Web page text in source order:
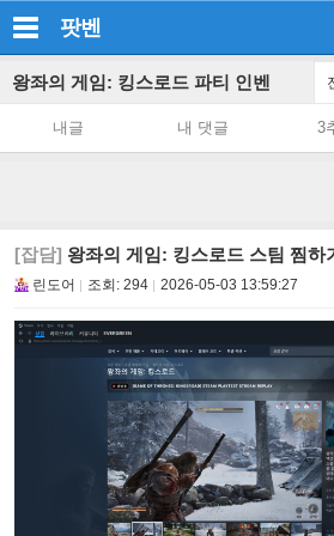
팟벤
왕좌의 게임: 킹스로드 파티 인벤
내글 내 댓글 3
[잡담] 왕좌의 게임: 킹스로드 스팀 찜하
린도어 조회: 294 2026-05-03 13:59:27